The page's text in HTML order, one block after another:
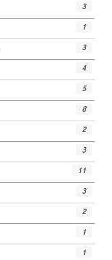
3
1
3
4
5
8
2
3
11
3
2
1
1